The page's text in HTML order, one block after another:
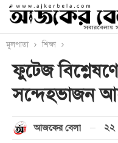
মূলপাতা শিক্ষা
ফুটেজ
সন্দেহভাজন
আজকের বেলা ২২